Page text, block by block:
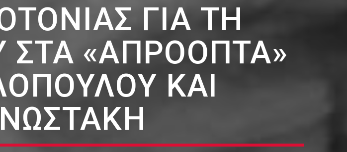
ΓΙΑ ΤΗ
«ΑΠΡΌΟΠΤΑ»
ΚΑΙ